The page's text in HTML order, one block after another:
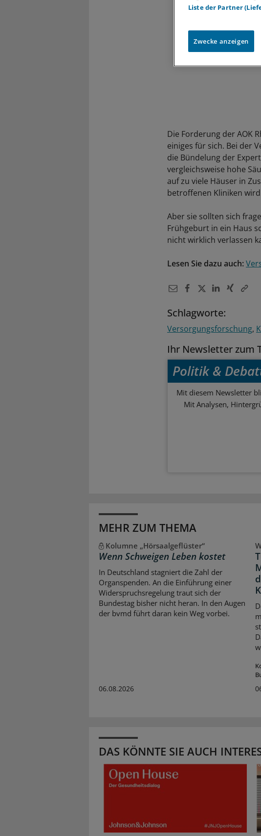
Die Forderung der AOK
einiges für sich. Bei der
die Bündelung der
vergleichsweise hohe
auf zu viele Häuser in
betroffenen Kliniken
Aber sie sollten sich
Frühgeburt in ein Haus
nicht wirklich verlassen
Lesen Sie dazu auch:
Schlagworte:
Versorgungsforschung
Ihr Newsletter zum
Politik &
Mit diesem Newsletter
Mit Analysen,
MEHR ZUM THEMA
Kolumne „Hörsaalgeflüster“
Wenn Schweigen Leben kostet
In Deutschland stagniert die Zahl der
Organspenden. An die Einführung einer
Widerspruchsregelung traut sich der
Bundestag bisher nicht heran. In den Augen
der bvmd führt daran kein Weg vorbei.
06.08.2026
DAS KÖNNTE SIE AUCH
Liste der Partner
Zwecke anzeigen